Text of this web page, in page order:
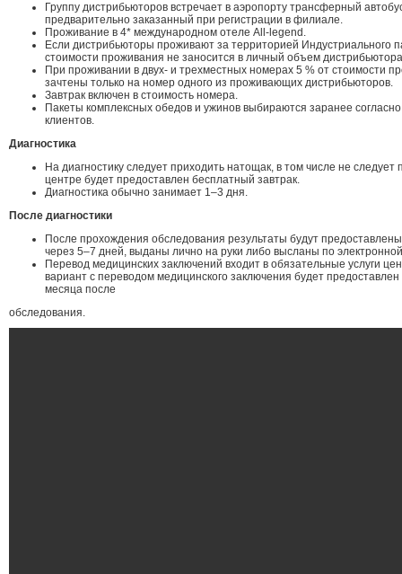
Группу дистрибьюторов встречает в аэропорту трансферный
предварительно заказанный при регистрации в филиале.
Проживание в 4* международном отеле All-legend.
Если дистрибьюторы проживают за территорией Индустриального
стоимости проживания не заносится в личный объем
При проживании в двух- и трехместных номерах 5 % от стоимости
зачтены только на номер одного из проживающих дистрибьюторов.
Завтрак включен в стоимость номера.
Пакеты комплексных обедов и ужинов выбираются заранее
клиентов.
Диагностика
На диагностику следует приходить натощак, в том числе не следует
центре будет предоставлен бесплатный завтрак.
Диагностика обычно занимает 1–3 дня.
После диагностики
После прохождения обследования результаты будут
через 5–7 дней, выданы лично на руки либо высланы по
Перевод медицинских заключений входит в обязательные услуги
вариант с переводом медицинского заключения будет предоставлен
месяца после
обследования.